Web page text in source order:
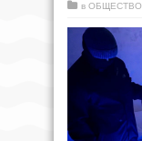
в ОБЩЕСТВО